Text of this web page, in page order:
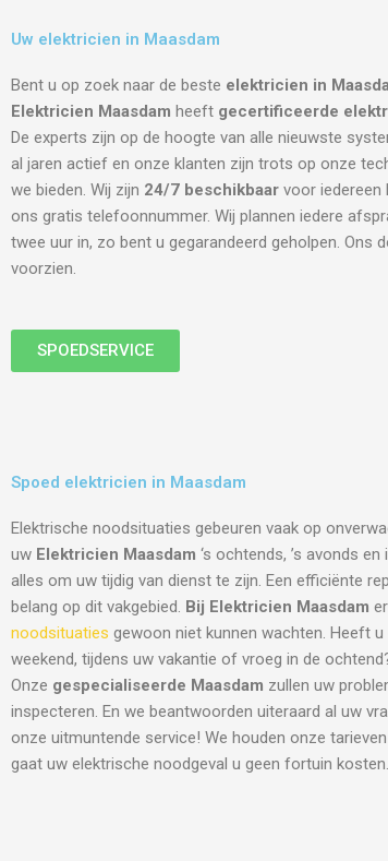
Uw elektricien in Maasdam
Bent u op zoek naar de beste elektricien in
Elektricien Maasdam heeft gecertificeerde
De experts zijn op de hoogte van alle nieuwste
al jaren actief en onze klanten zijn trots op onze
we bieden. Wij zijn 24/7 beschikbaar voor iedereen
ons gratis telefoonnummer. Wij plannen iedere
twee uur in, zo bent u gegarandeerd geholpen. Ons
voorzien.
SPOEDSERVICE
Spoed elektricien in Maasdam
Elektrische noodsituaties gebeuren vaak op
uw Elektricien Maasdam ‘s ochtends, ’s avonds
alles om uw tijdig van dienst te zijn. Een efficiënte
belang op dit vakgebied. Bij Elektricien Maasdam
noodsituaties gewoon niet kunnen wachten. Heeft
weekend, tijdens uw vakantie of vroeg in de
Onze gespecialiseerde Maasdam zullen uw
inspecteren. En we beantwoorden uiteraard al uw
onze uitmuntende service! We houden onze
gaat uw elektrische noodgeval u geen fortuin kosten.